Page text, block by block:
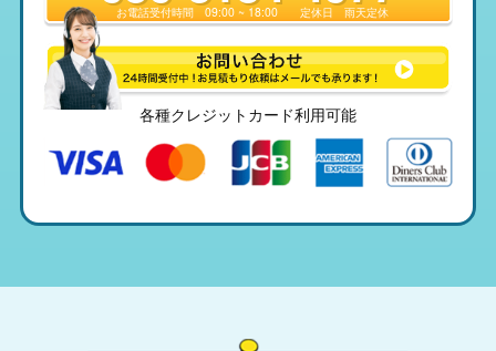
お電話受付時間09:00 ~ 18:00 定休日雨天定休
各種クレジットカード利用可能